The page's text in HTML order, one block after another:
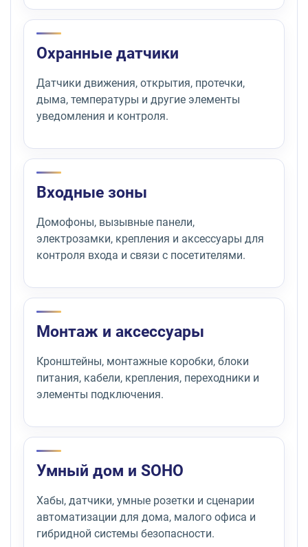
Охранные датчики
Датчики движения, открытия, протечки,
дыма, температуры и другие элементы
уведомления и контроля.
Входные зоны
Домофоны, вызывные панели,
электрозамки, крепления и аксессуары для
контроля входа и связи с посетителями.
Монтаж и аксессуары
Кронштейны, монтажные коробки, блоки
питания, кабели, крепления, переходники и
элементы подключения.
Умный дом и SOHO
Хабы, датчики, умные розетки и сценарии
автоматизации для дома, малого офиса и
гибридной системы безопасности.